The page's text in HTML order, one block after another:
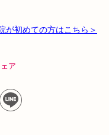
が初めての方はこちら＞
ア